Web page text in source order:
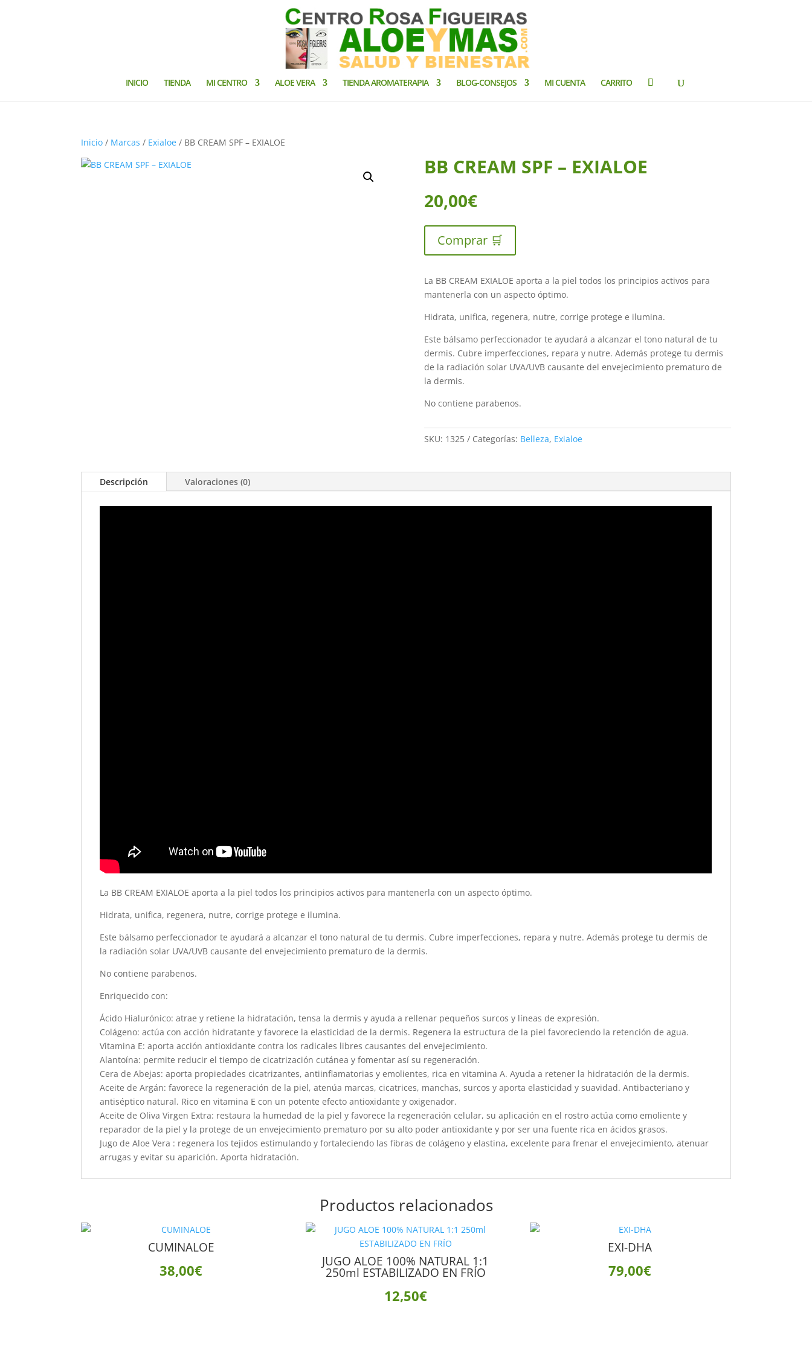
INICIO TIENDA MI CENTRO ALOE VERA TIENDA AROMATERAPIA BLOG-CONSEJOS MI CUENTA CARRITO
Inicio / Marcas / Exialoe / BB CREAM SPF – EXIALOE
BB CREAM SPF – EXIALOE
20,00€
Comprar 🛒
La BB CREAM EXIALOE aporta a la piel todos los principios activos para
mantenerla con un aspecto óptimo.
Hidrata, unifica, regenera, nutre, corrige protege e ilumina.
Este bálsamo perfeccionador te ayudará a alcanzar el tono natural de tu
dermis. Cubre imperfecciones, repara y nutre. Además protege tu dermis
de la radiación solar UVA/UVB causante del envejecimiento prematuro de
la dermis.
No contiene parabenos.
SKU: 1325 Categorías: Belleza, Exialoe
Descripción Valoraciones (0)
La BB CREAM EXIALOE aporta a la piel todos los principios activos para mantenerla con un aspecto óptimo.
Hidrata, unifica, regenera, nutre, corrige protege e ilumina.
Este bálsamo perfeccionador te ayudará a alcanzar el tono natural de tu dermis. Cubre imperfecciones, repara y nutre. Además protege tu dermis de
la radiación solar UVA/UVB causante del envejecimiento prematuro de la dermis.
No contiene parabenos.
Enriquecido con:
Ácido Hialurónico: atrae y retiene la hidratación, tensa la dermis y ayuda a rellenar pequeños surcos y líneas de expresión.
Colágeno: actúa con acción hidratante y favorece la elasticidad de la dermis. Regenera la estructura de la piel favoreciendo la retención de agua.
Vitamina E: aporta acción antioxidante contra los radicales libres causantes del envejecimiento.
Alantoína: permite reducir el tiempo de cicatrización cutánea y fomentar así su regeneración.
Cera de Abejas: aporta propiedades cicatrizantes, antiinflamatorias y emolientes, rica en vitamina A. Ayuda a retener la hidratación de la dermis.
Aceite de Argán: favorece la regeneración de la piel, atenúa marcas, cicatrices, manchas, surcos y aporta elasticidad y suavidad. Antibacteriano y
antiséptico natural. Rico en vitamina E con un potente efecto antioxidante y oxigenador.
Aceite de Oliva Virgen Extra: restaura la humedad de la piel y favorece la regeneración celular, su aplicación en el rostro actúa como emoliente y
reparador de la piel y la protege de un envejecimiento prematuro por su alto poder antioxidante y por ser una fuente rica en ácidos grasos.
Jugo de Aloe Vera : regenera los tejidos estimulando y fortaleciendo las fibras de colágeno y elastina, excelente para frenar el envejecimiento, atenuar
arrugas y evitar su aparición. Aporta hidratación.
Productos relacionados
CUMINALOE
38,00€ JUGO ALOE 100% NATURAL 1:1
250ml ESTABILIZADO EN FRÍO
12,50€
EXI-DHA
79,00€